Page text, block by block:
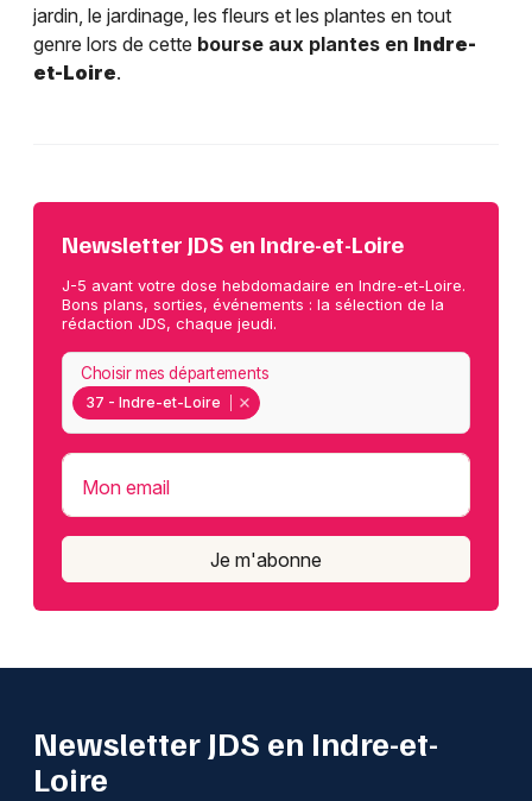
jardin, le jardinage, les fleurs et les plantes en tout
genre lors de cette bourse aux plantes en Indre-
et-Loire.
Newsletter JDS en Indre-et-Loire
J-5 avant votre dose hebdomadaire en Indre-et-Loire.
Bons plans, sorties, événements : la sélection de la
rédaction JDS, chaque jeudi.
37 - Indre-et-Loire
Choisir mes départements
Mon email
Je m'abonne
Newsletter JDS en Indre-et-
Loire